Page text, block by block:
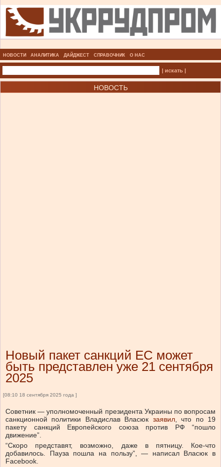
НОВОСТИ АНАЛИТИКА ДАЙДЖЕСТ СПРАВОЧНИК О НАС
| искать |
НОВОСТЬ
Новый пакет санкций ЕС может
быть представлен уже 21 сентября
2025
[08:10 18 сентября 2025 года ]
Советник — уполномоченный президента Украины по вопросам
санкционной политики Владислав Власюк заявил, что по 19
пакету санкций Европейского союза против РФ “пошло
движение”.
“Скоро представят, возможно, даже в пятницу. Кое-что
добавилось. Пауза пошла на пользу”, — написал Власюк в
Facebook.